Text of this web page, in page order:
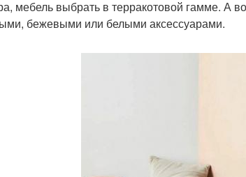
мебель выбрать в терракотовой гамме. А
бежевыми или белыми аксессуарами.